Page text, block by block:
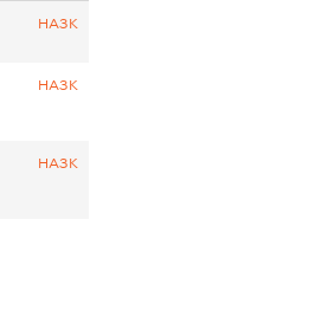
НАЗК
НАЗК
НАЗК